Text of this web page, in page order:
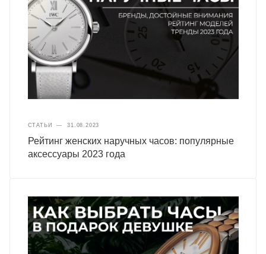
СТАТЬИ — 31.08.2023
Рейтинг женских наручных часов: популярные
аксессуары 2023 года